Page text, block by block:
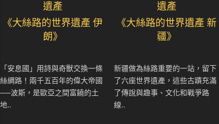
遺產
《大絲路的世界遺產 伊
朗》
「安息國」用詩與奇獸交換一條
絲綢路！兩千五百年的偉大帝國
──波斯，是歐亞之間富饒的土
地..
遺產
《大絲路的世界遺產 新
疆》
新疆做為絲路重要的一站，留下
了六座世界遺產，這些古蹟充滿
了傳說與趣事、文化和戰爭路
線..